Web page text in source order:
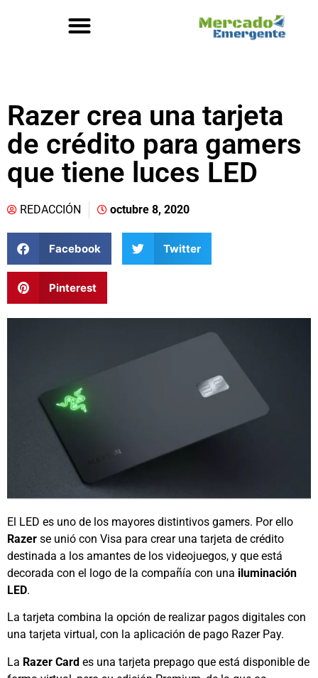
Razer crea una tarjeta
de crédito para gamers
que tiene luces LED
REDACCIÓN octubre 8, 2020
Facebook Twitter
Pinterest
El LED es uno de los mayores distintivos gamers. Por ello
Razer se unió con Visa para crear una tarjeta de crédito
destinada a los amantes de los videojuegos, y que está
decorada con el logo de la compañía con una iluminación
LED.
La tarjeta combina la opción de realizar pagos digitales con
una tarjeta virtual, con la aplicación de pago Razer Pay.
La Razer Card es una tarjeta prepago que está disponible de